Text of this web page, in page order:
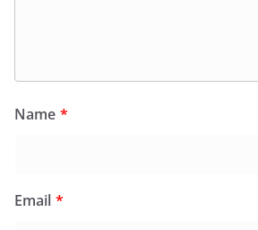
Name *
Email *